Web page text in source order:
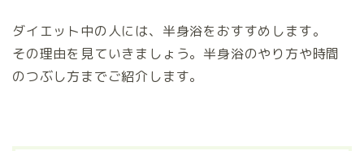
ダイエット中の人には、半身浴をおすすめします。
その理由を見ていきましょう。半身浴のやり方や時間
のつぶし方までご紹介します。